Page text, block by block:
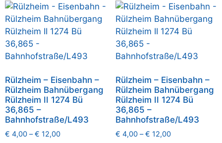
Rülzheim – Eisenbahn –
Rülzheim Bahnübergang
Rülzheim II 1274 Bü
36,865 –
Bahnhofstraße/L493
€ 4,00 –€ 12,00
Rülzheim – Eisenbahn –
Rülzheim Bahnübergang
Rülzheim II 1274 Bü
36,865 –
Bahnhofstraße/L493
€ 4,00–€ 12,00